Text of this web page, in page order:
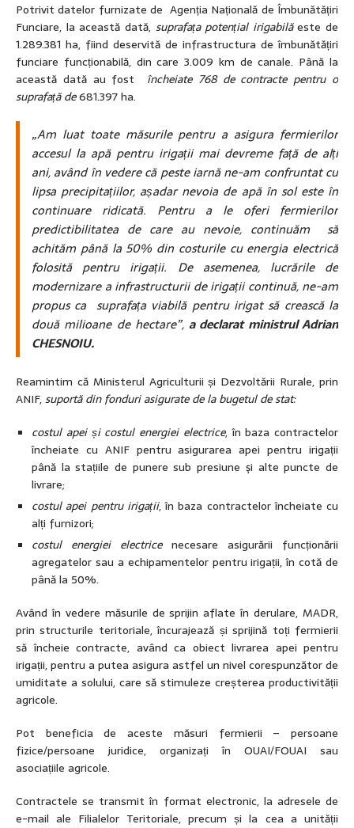
Potrivit datelor furnizate de Agenția Națională de Îmbunătățiri
Funciare, la această dată, suprafața potențial irigabilăeste de
1.289.381 ha, fiind deservită de infrastructura de îmbunătățiri
funciare funcționabilă, din care 3.009 km de canale. Până la
această dată au fost încheiate 768 de contracte pentru o
suprafață de681.397 ha.
„Am luat toate măsurile pentru a asigura fermierilor
accesul la apă pentru irigații mai devreme față de alți
ani, având în vedere că peste iarnă ne-am confruntat cu
lipsa precipitațiilor, așadar nevoia de apă în sol este în
continuare ridicată. Pentru a le oferi fermierilor
predictibilitatea de care au nevoie, continuăm să
achităm până la 50% din costurile cu energia electrică
folosită pentru irigații. De asemenea, lucrările de
modernizare a infrastructurii de irigații continuă, ne-am
propus ca suprafața viabilă pentru irigat să crească la
două milioane de hectare”,a declarat ministrul Adrian
CHESNOIU.
Reamintim că Ministerul Agriculturii și Dezvoltării Rurale, prin
ANIF,suportă din fonduri asigurate de la bugetul de stat:
costul apei și costul energiei electrice, în baza contractelor
încheiate cu ANIF pentru asigurarea apei pentru irigații
până la stațiile de punere sub presiune şi alte puncte de
livrare;
costul apei pentru irigații, în baza contractelor încheiate cu
alți furnizori;
costul energiei electricenecesare asigurării funcționării
agregatelor sau a echipamentelor pentru irigații, în cotă de
până la 50%.
Având în vedere măsurile de sprijin aflate în derulare, MADR,
prin structurile teritoriale, încurajează și sprijină toți fermierii
să încheie contracte, având ca obiect livrarea apei pentru
irigații, pentru a putea asigura astfel un nivel corespunzător de
umiditate a solului, care să stimuleze creșterea productivității
agricole.
Pot beneficia de aceste măsuri fermierii – persoane
fizice/persoane juridice, organizați în OUAI/FOUAI sau
asociațiile agricole.
Contractele se transmit în format electronic, la adresele de
e-mail ale Filialelor Teritoriale, precum și la cea a unității